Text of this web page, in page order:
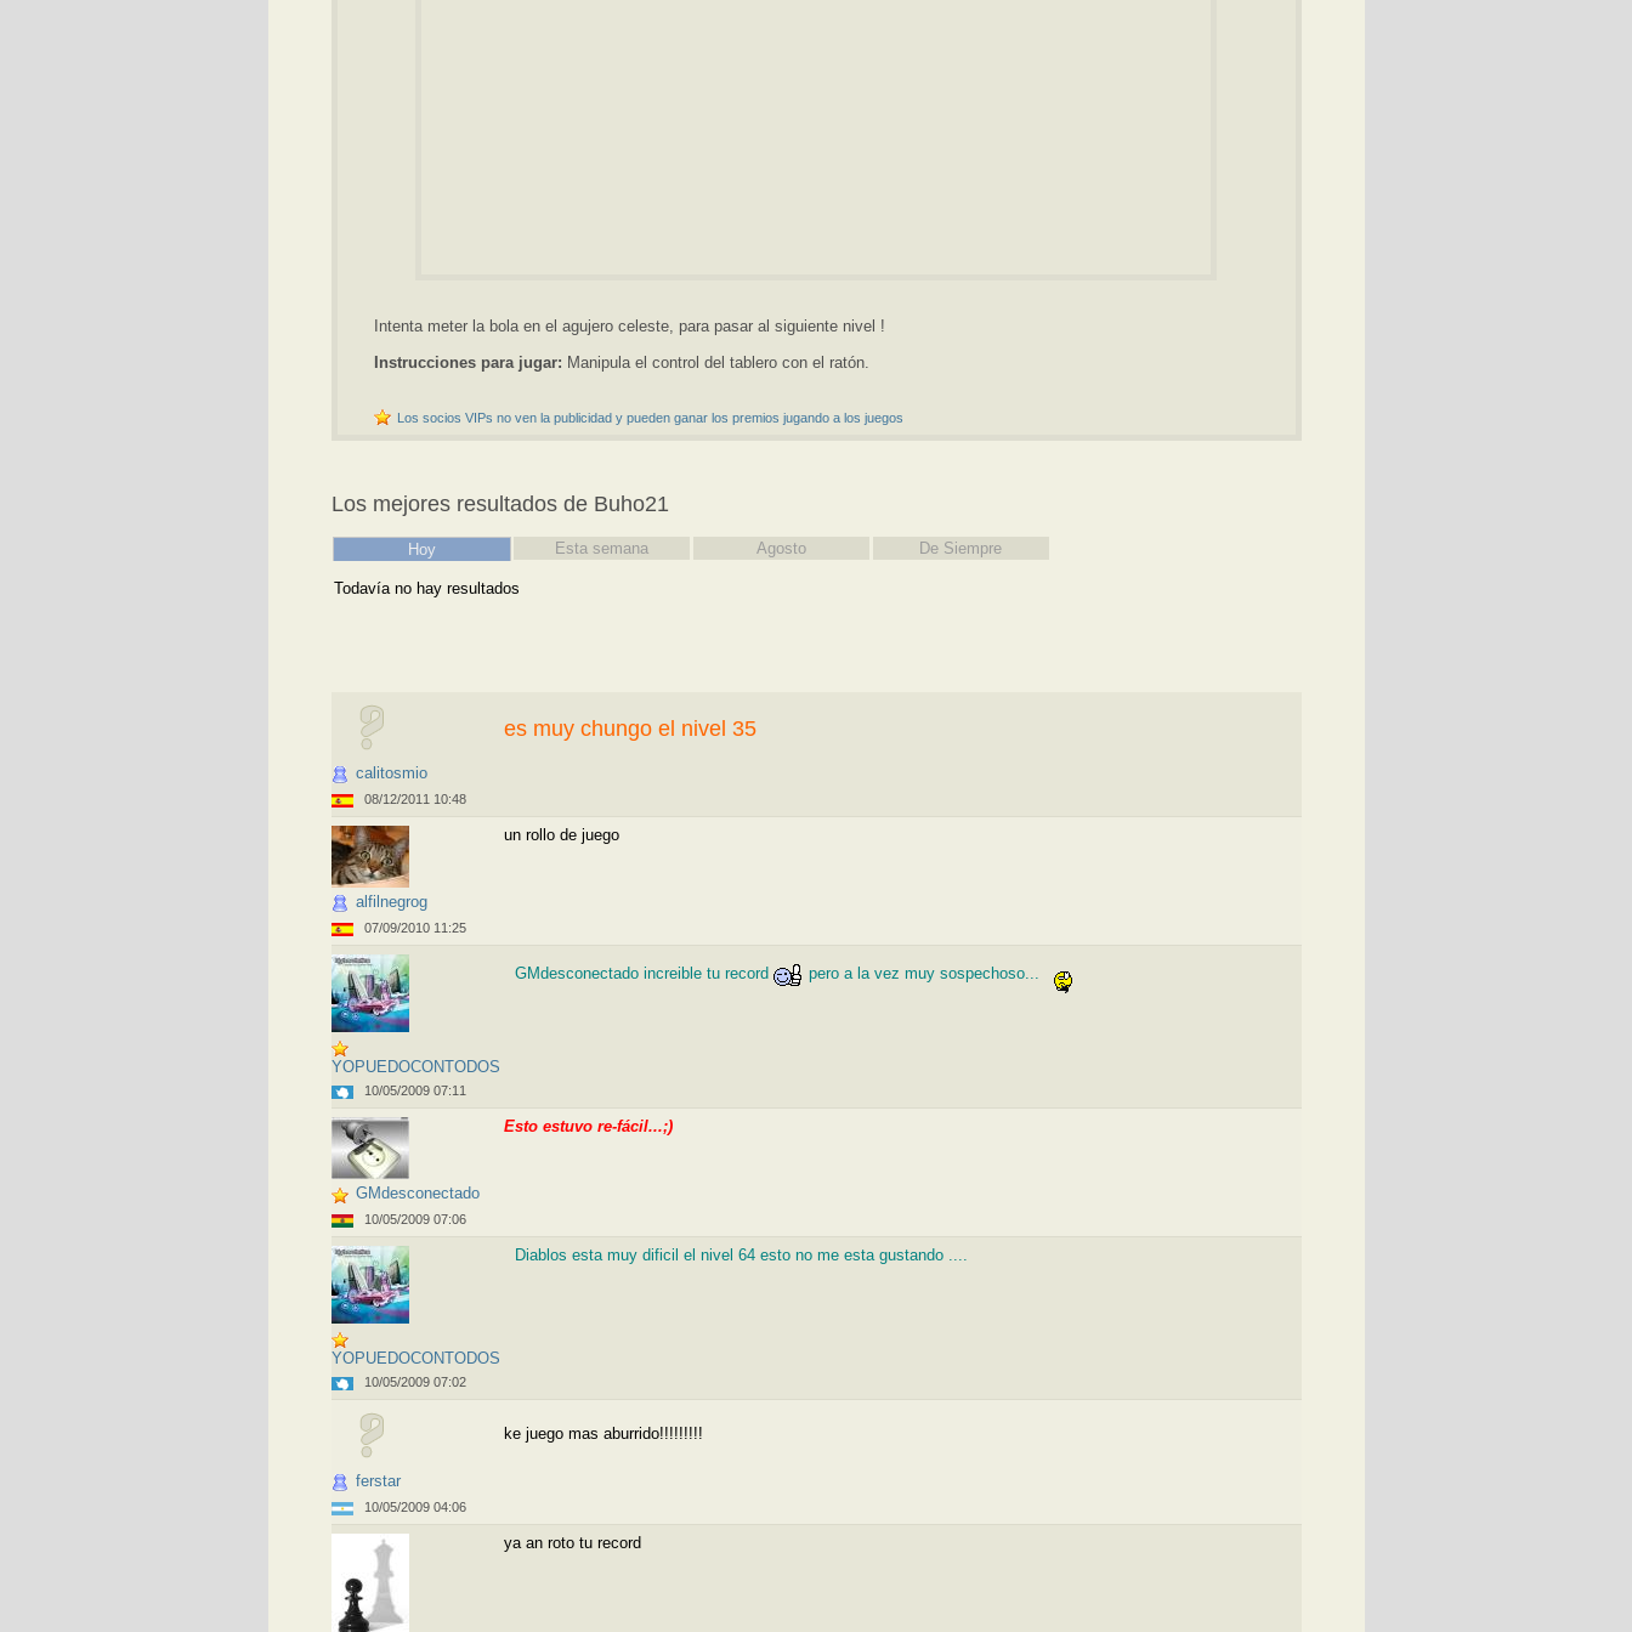
Intenta meter la bola en el agujero celeste, para pasar al siguiente nivel !
Instrucciones para jugar: Manipula el control del tablero con el ratón.
Los socios VIPs no ven la publicidad y pueden ganar los premios jugando a los juegos
Los mejores resultados de Buho21
Hoy Esta semana Agosto De Siempre
Todavía no hay resultados
calitosmio
08/12/2011 10:48
es muy chungo el nivel 35
alfilnegrog
07/09/2010 11:25
un rollo de juego
YOPUEDOCONTODOS
10/05/2009 07:11
GMdesconectado increible tu record pero a la vez muy sospechoso...
GMdesconectado
10/05/2009 07:06
Esto estuvo re-fácil...;)
YOPUEDOCONTODOS
10/05/2009 07:02
Diablos esta muy dificil el nivel 64 esto no me esta gustando ....
ferstar
10/05/2009 04:06
ke juego mas aburrido!!!!!!!!!
ya an roto tu record